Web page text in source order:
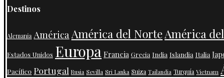
Destinos
Alemania AméricaAmérica del NorteAmérica
Estados Unidos EuropaFrancia Grecia India Islandia Italia
Pacífico Portugal Rusia Sevilla Sri Lanka Suiza Tailandia Turquía Vietnam